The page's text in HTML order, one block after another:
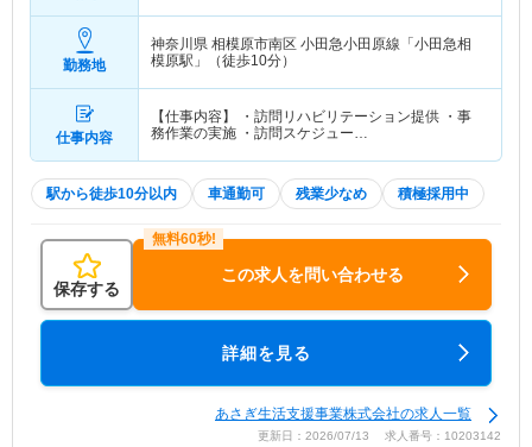
勤務地
神奈川県 相模原市南区 小田急小田原線「小田急相
模原駅」（徒歩10分）
仕事内容
【仕事内容】 ・訪問リハビリテーション提供 ・事
務作業の実施 ・訪問スケジュー…
駅から徒歩10分以内 車通勤可 残業少なめ 積極採用中
保存する
この求人を問い合わせる
詳細を見る
あさぎ生活支援事業株式会社の求人一覧
更新日：2026/07/13 求人番号：10203142